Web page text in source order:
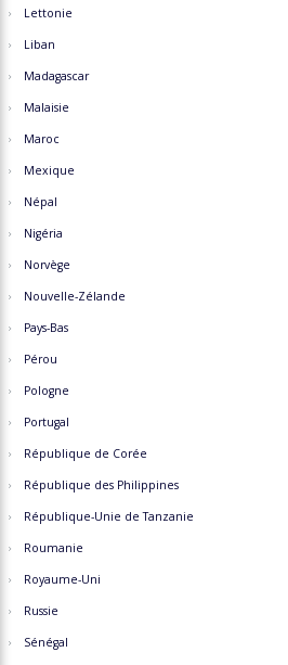
Lettonie
Liban
Madagascar
Malaisie
Maroc
Mexique
Népal
Nigéria
Norvège
Nouvelle-Zélande
Pays-Bas
Pérou
Pologne
Portugal
République de Corée
République des Philippines
République-Unie de Tanzanie
Roumanie
Royaume-Uni
Russie
Sénégal